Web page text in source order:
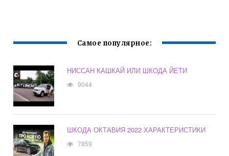
Самое популярное:
НИССАН КАШКАЙ ИЛИ ШКОДА ЙЕТИ
9044
ШКОДА ОКТАВИЯ 2022 ХАРАКТЕРИСТИКИ
7859